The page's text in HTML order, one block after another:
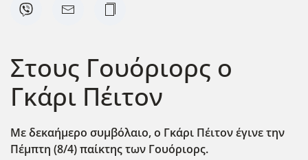
Στους Γουόριορς ο
Γκάρι Πέιτον
Με δεκαήμερο συμβόλαιο, ο Γκάρι Πέιτον έγινε την
Πέμπτη (8/4) παίκτης των Γουόριορς.